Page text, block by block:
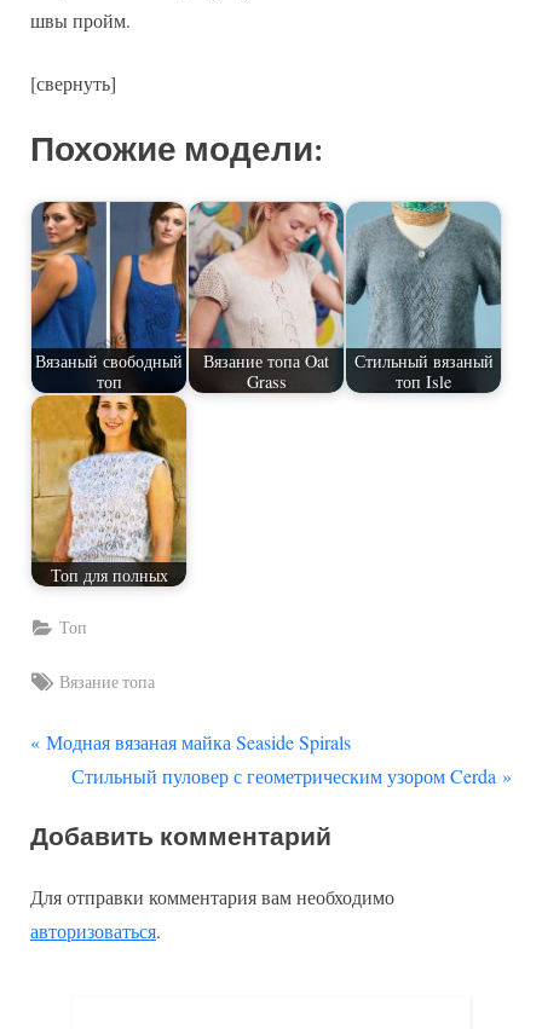
швы пройм.
[свернуть]
Похожие модели:
Вязаный свободный
топ
Вязание топа Oat
Grass
Стильный вязаный
топ Isle
Топ для полных
Топ
Tags:
Вязание топа
Навигация
записям
П
д
д
у
Модная вязаная майка Seaside Spirals
С
е
у
ю
Стильный пуловер с геометрическим узором Cerda
Добавить комментарий
Для отправки комментария вам необходимо
авторизоваться.